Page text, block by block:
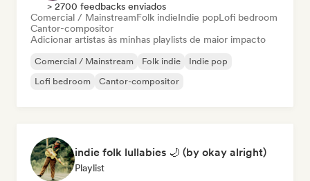
> 2700 feedbacks enviados
Comercial / MainstreamFolk indieIndie popLofi bedroom
Cantor-compositor
Adicionar artistas às minhas playlists de maior impacto
Comercial / Mainstream Folk indie
Indie pop
Lofi bedroom
Cantor-compositor
indie folk lullabies 🌙 (by okay alright)
Playlist